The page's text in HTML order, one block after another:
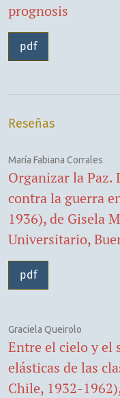
prognosis
pdf
Reseñas
María Fabiana Corrales
Organizar la Paz.
contra la guerra
1936), de Gisela
Universitario,
pdf
Graciela Queirolo
Entre el cielo y el
elásticas de las
Chile, 1932-